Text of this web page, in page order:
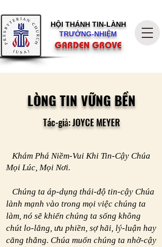
HỘI THÁNH TIN-LÀNH
TRƯỞNG-NHIỆM
GARDEN GROVE
LÒNG TIN VỮNG BỀN
Tác-giả: JOYCEMEYER
Khám Phá Niềm-Vui Khi Tin-Cậy Chúa
Mọi Lúc, Mọi Nơi.
Chúng ta áp-dụng thái-độ tin-cậy Chúa
lành mạnh vào trong mọi việc chúng ta
làm, nó sẽ khiến chúng ta sống không
chút lo-lắng, ưu phiền, sợ hãi, lý-luận hay
căng thẳng. Chúa muốn chúng ta nhờ-cậy